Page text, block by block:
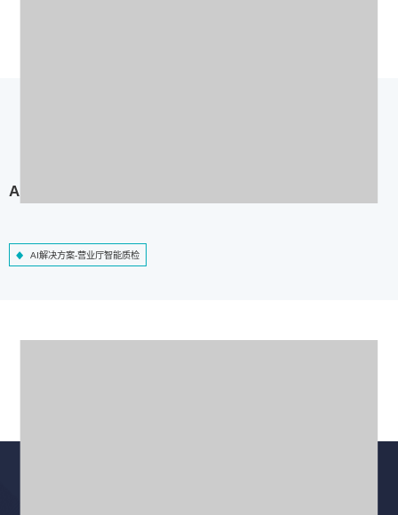
AI解决方案-营业厅智能质检
AI解决方案-营业厅智能质检